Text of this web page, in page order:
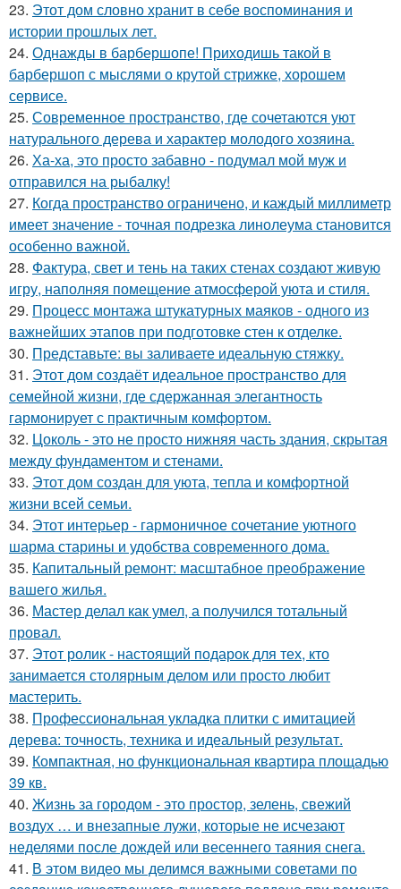
23. Этот дом словно хранит в себе воспоминания и
истории прошлых лет.
24. Однажды в барбершопе! Приходишь такой в
барбершоп с мыслями о крутой стрижке, хорошем
сервисе.
25. Современное пространство, где сочетаются уют
натурального дерева и характер молодого хозяина.
26. Ха-ха, это просто забавно - подумал мой муж и
отправился на рыбалку!
27. Когда пространство ограничено, и каждый миллиметр
имеет значение - точная подрезка линолеума становится
особенно важной.
28. Фактура, свет и тень на таких стенах создают живую
игру, наполняя помещение атмосферой уюта и стиля.
29. Процесс монтажа штукатурных маяков - одного из
важнейших этапов при подготовке стен к отделке.
30. Представьте: вы заливаете идеальную стяжку.
31. Этот дом создаёт идеальное пространство для
семейной жизни, где сдержанная элегантность
гармонирует с практичным комфортом.
32. Цоколь - это не просто нижняя часть здания, скрытая
между фундаментом и стенами.
33. Этот дом создан для уюта, тепла и комфортной
жизни всей семьи.
34. Этот интерьер - гармоничное сочетание уютного
шарма старины и удобства современного дома.
35. Капитальный ремонт: масштабное преображение
вашего жилья.
36. Мастер делал как умел, а получился тотальный
провал.
37. Этот ролик - настоящий подарок для тех, кто
занимается столярным делом или просто любит
мастерить.
38. Профессиональная укладка плитки с имитацией
дерева: точность, техника и идеальный результат.
39. Компактная, но функциональная квартира площадью
39 кв.
40. Жизнь за городом - это простор, зелень, свежий
воздух … и внезапные лужи, которые не исчезают
неделями после дождей или весеннего таяния снега.
41. В этом видео мы делимся важными советами по